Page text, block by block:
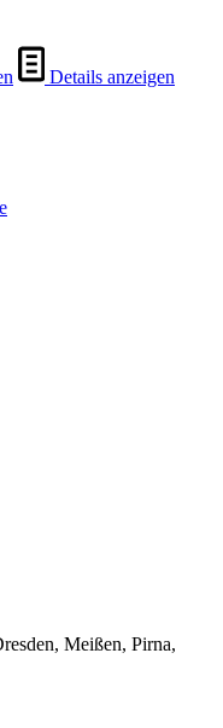
Details anzeigen
Meißen, Pirna,